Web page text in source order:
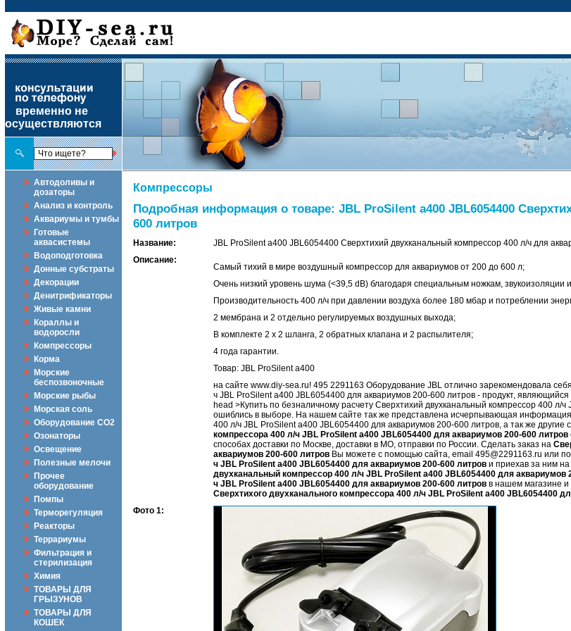
временно не
осуществляются
Автодоливы и
дозаторы
Анализ и контроль
Аквариумы и тумбы
Готовые
аквасистемы
Водоподготовка
Донные субстраты
Декорации
Денитрификаторы
Живые камни
Кораллы и
водоросли
Компрессоры
Корма
Морские
беспозвоночные
Морские рыбы
Морская соль
Оборудование CO2
Озонаторы
Освещение
Полезные мелочи
Прочее
оборудование
Помпы
Терморегуляция
Реакторы
Террариумы
Фильтрация и
стерилизация
Химия
ТОВАРЫ ДЛЯ
ГРЫЗУНОВ
ТОВАРЫ ДЛЯ
КОШЕК
Компрессоры
Подробная информация о товаре: JBL ProSilent a400 JBL6054400
600 литров
Название:
JBL ProSilent a400 JBL6054400 Сверхтихий двухканальный компрессор 400 л/ч для
Описание:
Самый тихий в мире воздушный компрессор для аквариумов от 200 до 600 л;
Очень низкий уровень шума (<39,5 dB) благодаря специальным ножкам, звукоизоляции
Производительность 400 л/ч при давлении воздуха более 180 мбар и потреблении
2 мембрана и 2 отдельно регулируемых воздушных выхода;
В комплекте 2 х 2 шланга, 2 обратных клапана и 2 распылителя;
4 года гарантии.
Товар: JBL ProSilent a400
на сайте www.diy-sea.ru! 495 2291163 Оборудование JBL отлично зарекомендовала
ч JBL ProSilent a400 JBL6054400 для аквариумов 200-600 литров - продукт,
head >Купить по безналичному расчету Сверхтихий двухканальный компрессор 400
ошиблись в выборе. На нашем сайте так же представлена исчерпывающая
400 л/ч JBL ProSilent a400 JBL6054400 для аквариумов 200-600 литров, а так же другие
компрессора 400 л/ч JBL ProSilent a400 JBL6054400 для аквариумов 200-600 литров
способах доставки по Москве, доставки в МО, отправки по России. Сделать заказ на
аквариумов 200-600 литров Вы можете с помощью сайта, email 495@2291163.ru или
ч JBL ProSilent a400 JBL6054400 для аквариумов 200-600 литров и приехав за ним
двухканальный компрессор 400 л/ч JBL ProSilent a400 JBL6054400 для аквариумов
ч JBL ProSilent a400 JBL6054400 для аквариумов 200-600 литров в нашем магазине и
Сверхтихого двухканального компрессора 400 л/ч JBL ProSilent a400 JBL6054400
Фото 1: